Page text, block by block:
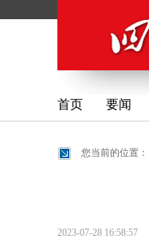
首页 要闻
您当前的位置：
2023-07-28 16:58:57